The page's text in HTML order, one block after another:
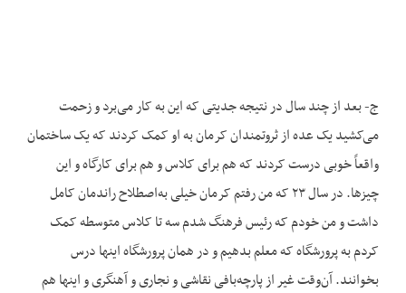
ج- بعد از چند سال در نتیجه جدیتی که این به کار می‌برد و زحمت
می‌کشید یک عده از ثروتمندان کرمان به او کمک کردند که یک ساختمان
واقعاً خوبی درست کردند که هم برای کلاس و هم برای کارگاه و این
چیزها. در سال ۲۳ که من رفتم کرمان خیلی به‌اصطلاح راندمان کامل
داشت و من خودم که رئیس فرهنگ شدم سه تا کلاس متوسطه کمک
کردم به پرورشگاه که معلم بدهیم و در همان پرورشگاه اینها درس
بخوانند. آن‌وقت غیر از پارچه‌بافی نقاشی و نجاری و آهنگری و اینها هم